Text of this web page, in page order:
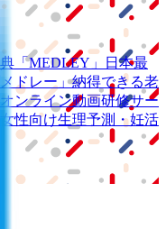
「MEDLEY」
日本最
メドレー」納得できる老
オンライン動画研修サー
女性向け生理予測・妊活